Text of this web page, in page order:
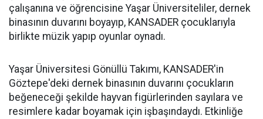
çalışanına ve öğrencisine Yaşar Üniversiteliler, dernek
binasının duvarını boyayıp, KANSADER çocuklarıyla
birlikte müzik yapıp oyunlar oynadı.
Yaşar Üniversitesi Gönüllü Takımı, KANSADER'in
Göztepe'deki dernek binasının duvarını çocukların
beğeneceği şekilde hayvan figürlerinden sayılara ve
resimlere kadar boyamak için işbaşındaydı. Etkinliğe